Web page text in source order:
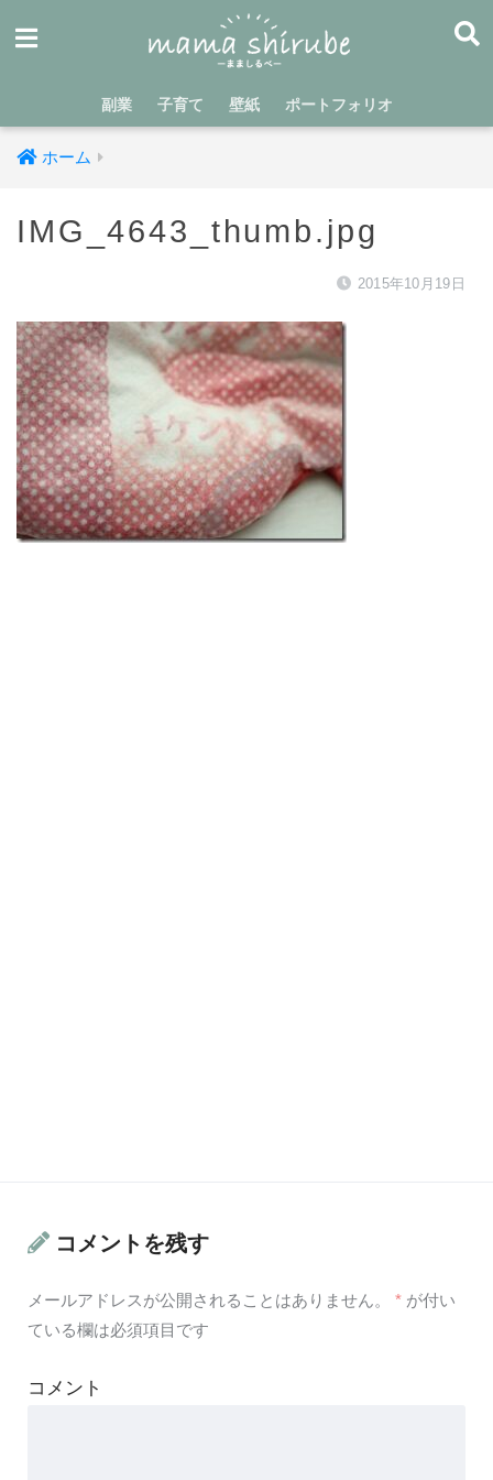
副業 子育て 壁紙 ポートフォリオ
ホーム
IMG_4643_thumb.jpg
2015年10月19日
コメントを残す
メールアドレスが公開されることはありません。 * が付い
ている欄は必須項目です
コメント